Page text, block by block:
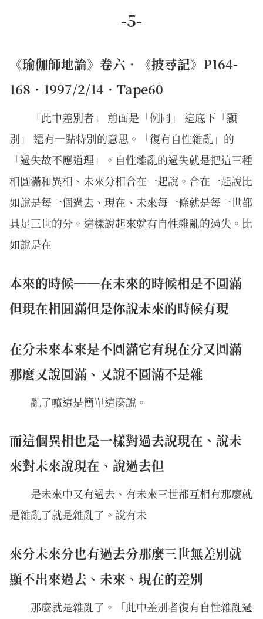
-5-
《瑜伽師地論》卷六．《披尋記》P164-
168．1997/2/14．Tape60
「此中差別者」 前面是「例同」 這底下「顯
別」 還有一點特別的意思。「復有自性雜亂」的
「過失故不應道理」。自性雜亂的過失就是把這三種
相圓滿和異相、未來分相合在一起說。合在一起說比
如說是每一個過去、現在、未來每一條就是每一世都
具足三世的分。這樣說起來就有自性雜亂的過失。比
如說是在
本來的時候──在未來的時候相是不圓滿
但現在相圓滿但是你說未來的時候有現
在分未來本來是不圓滿它有現在分又圓滿
那麼又說圓滿、又說不圓滿不是雜
亂了嘛這是簡單這麼說。
而這個異相也是一樣對過去說現在、說未
來對未來說現在、說過去但
是未來中又有過去、有未來三世都互相有那麼就
是雜亂了就是雜亂了。說有未
來分未來分也有過去分那麼三世無差別就
顯不出來過去、未來、現在的差別
那麼就是雜亂了。「此中差別者復有自性雜亂過